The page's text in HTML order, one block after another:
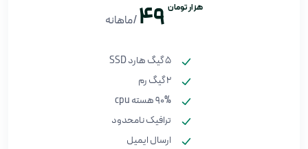
هزار تومان 49/ماهانه
5 گیگ هارد SSD
2 گیگ رم
90% هسته cpu
ترافیک نامحدود
ارسال ایمیل